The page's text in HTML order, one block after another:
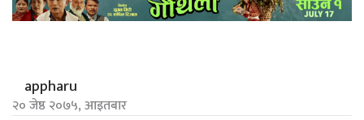
appharu
२० जेष्ठ २०७५, आइतबार